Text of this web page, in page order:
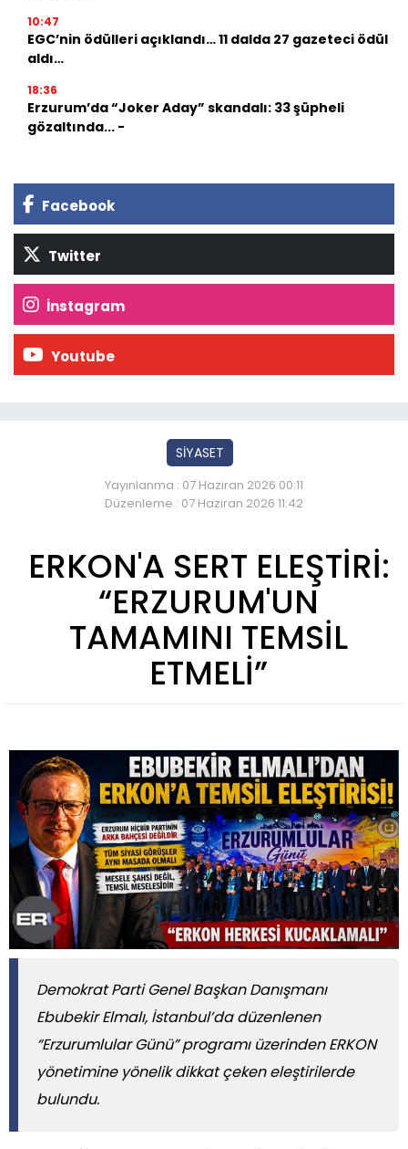
10:47
EGC’nin ödülleri açıklandı… 11 dalda 27 gazeteci ödül
aldı…
18:36
Erzurum’da “Joker Aday” skandalı: 33 şüpheli
gözaltında... -
Facebook
Twitter
İnstagram
Youtube
SİYASET
Yayınlanma : 07 Haziran 2026 00:11
Düzenleme : 07 Haziran 2026 11:42
ERKON'A SERT ELEŞTİRİ:
“ERZURUM'UN
TAMAMINI TEMSİL
ETMELİ”
Demokrat Parti Genel Başkan Danışmanı
Ebubekir Elmalı, İstanbul’da düzenlenen
“Erzurumlular Günü” programı üzerinden ERKON
yönetimine yönelik dikkat çeken eleştirilerde
bulundu.